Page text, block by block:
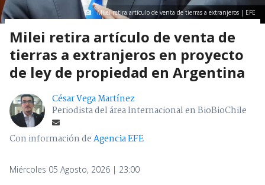
Milei retira artículo de venta de tierras a extranjeros | EFE
Milei retira artículo de venta de
tierras a extranjeros en proyecto
de ley de propiedad en Argentina
César Vega Martínez
Periodista del área Internacional en BioBioChile
Con información deAgencia EFE
Miércoles 05 Agosto, 2026 | 23:00